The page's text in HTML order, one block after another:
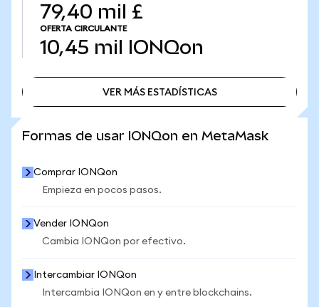
79,40 mil £
OFERTA CIRCULANTE
10,45 mil IONQon
VER MÁS ESTADÍSTICAS
Formas de usar IONQon en MetaMask
Comprar IONQon
Empieza en pocos pasos.
Vender IONQon
Cambia IONQon por efectivo.
Intercambiar IONQon
Intercambia IONQon en y entre blockchains.